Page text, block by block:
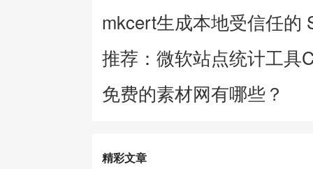
mkcert生成本地受信任的
推荐：微软站点统计工具
免费的素材网有哪些？
精彩文章